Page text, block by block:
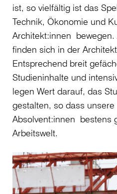
ist, so vielfältig ist das
Technik, Ökonomie und
Architekt:innen bewegen.
finden sich in der
Entsprechend breit
Studieninhalte und
legen Wert darauf, das
gestalten, so dass unsere
Absolvent:innen bestens
Arbeitswelt.